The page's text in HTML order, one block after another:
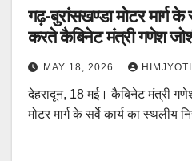
गढ़-बुरांसखण्डा मोटर मार्ग के
करते कैबिनेट मंत्री गणेश
MAY 18, 2026 HIMJYOTI
देहरादून, 18 मई। कैबिनेट मंत्री
मोटर मार्ग के सर्वे कार्य का स्थलीय